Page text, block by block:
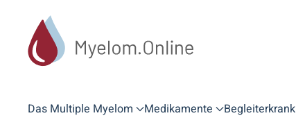
Zum Hauptinhalt springen
Das Multiple Myelom Medikamente